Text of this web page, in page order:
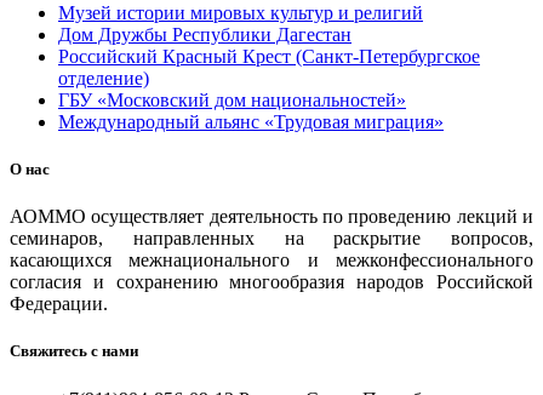
Музей истории мировых культур и религий
Дом Дружбы Республики Дагестан
Российский Красный Крест (Санкт-Петербургское
отделение)
ГБУ «Московский дом национальностей»
Международный альянс «Трудовая миграция»
О нас
АОММО осуществляет деятельность по проведению лекций и
семинаров, направленных на раскрытие вопросов,
касающихся межнационального и межконфессионального
согласия и сохранению многообразия народов Российской
Федерации.
Свяжитесь с нами